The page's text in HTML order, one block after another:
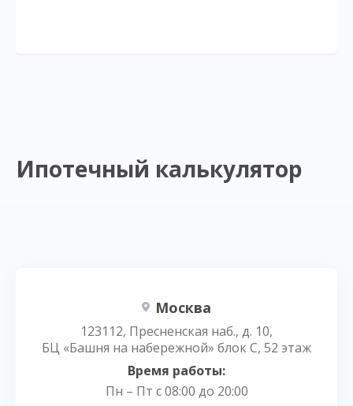
Ипотечный калькулятор
Москва
123112, Пресненская наб., д. 10,
БЦ «Башня на набережной» блок С, 52 этаж
Время работы:
Пн – Пт с 08:00 до 20:00